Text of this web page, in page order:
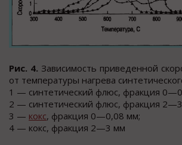
Рис. 4. Зависимость приведенной
от температуры нагрева
1 — синтетический флюс, фракция
2 — синтетический флюс, фракция
3 — кокс, фракция 0—0,08 мм;
4 — кокс, фракция 2—3 мм